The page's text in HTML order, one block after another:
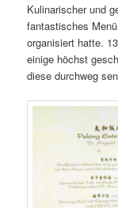
Kulinarischer und
fantastisches
organisiert hatte.
einige höchst
diese durchweg